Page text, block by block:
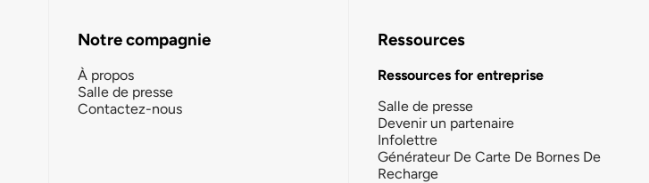
Notre compagnie
À propos
Salle de presse
Contactez-nous
Ressources
Ressources for entreprise
Salle de presse
Devenir un partenaire
Infolettre
Générateur De Carte De Bornes De
Recharge